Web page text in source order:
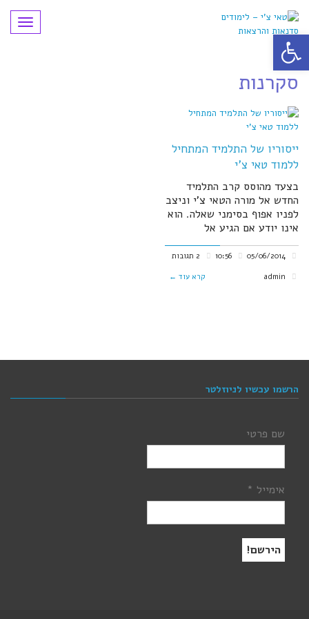
תפריט
סקרנות
ייסוריו של התלמיד המתחיל
ללמוד טאי צ'י
בצעד מהוסס קרב התלמיד
החדש אל מורה הטאי צ’י וניצב
לפניו אפוף בסימני שאלה. הוא
אינו יודע אם הגיע אל
2 תגובות
admin
קרא עוד ←
הרשמו עכשיו לניוזלטר
שם פרטי
אימייל *
פתח סרגל נגישות